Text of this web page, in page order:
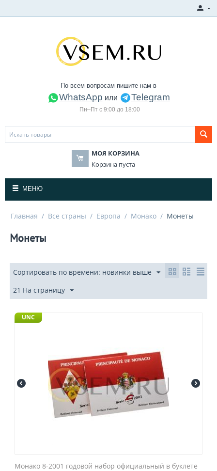
По всем вопросам пишите нам в
WhatsApp или Telegram
Пн–Пт с 9:00 до 18:00
МОЯ КОРЗИНА
Корзина пуста
МЕНЮ
Главная / Все страны / Европа / Монако / Монеты
Монеты
Сортировать по времени: новинки выше
21 На страницу
UNC
Монако 8-2001 годовой набор официальный в буклете